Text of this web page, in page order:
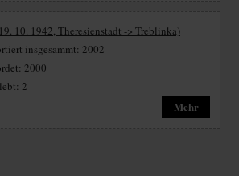
10. 1942, Theresienstadt -> Treblinka)
insgesammt: 2002
2000
2
Mehr